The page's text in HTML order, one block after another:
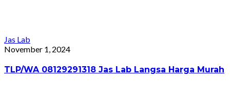
October 30, 2024
Bersahabat Gratis Konsultasi